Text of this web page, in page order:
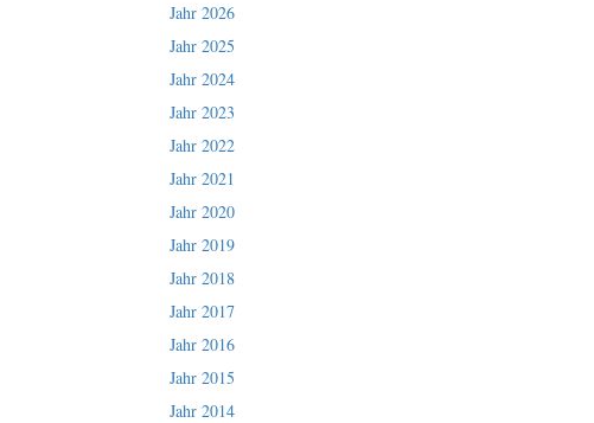
Jahr 2026
Jahr 2025
Jahr 2024
Jahr 2023
Jahr 2022
Jahr 2021
Jahr 2020
Jahr 2019
Jahr 2018
Jahr 2017
Jahr 2016
Jahr 2015
Jahr 2014